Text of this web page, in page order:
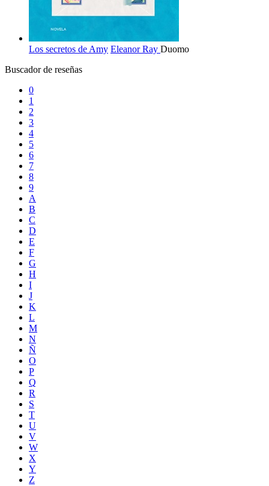
Los secretos de Amy Eleanor Ray Duomo
Buscador de reseñas
0
1
2
3
4
5
6
7
8
9
A
B
C
D
E
F
G
H
I
J
K
L
M
N
Ñ
O
P
Q
R
S
T
U
V
W
X
Y
Z